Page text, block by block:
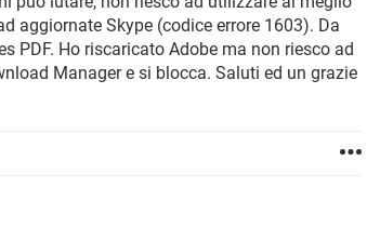
aggiornate Skype (codice errore 1603). Da
PDF. Ho riscaricato Adobe ma non riesco ad
Manager e si blocca. Saluti ed un grazie